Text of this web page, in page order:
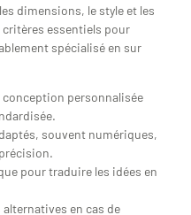
dimensions, le style et les
essentiels pour
spécialisé en sur
conception personnalisée
souvent numériques,
pour traduire les idées en
en cas de